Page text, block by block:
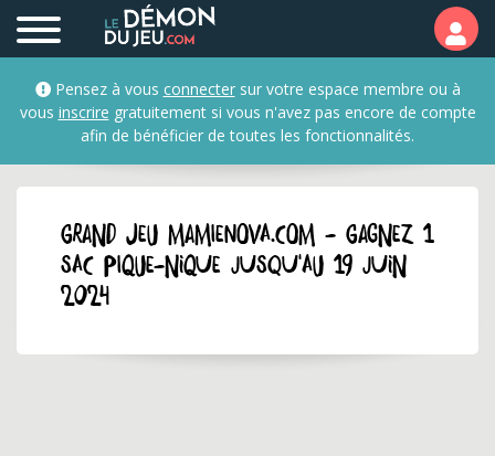
Pensez à vous connectersur votre espace membre ou à
vous inscrire gratuitement si vous n'avez pas encore de compte
afin de bénéficier de toutes les fonctionnalités.
GRAND JEU mamienova.com - Gagnez 1
sac pique-nique jusqu'au 19 juin
2024